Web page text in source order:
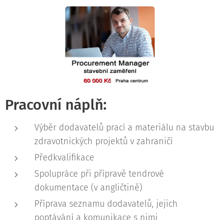
Pracovní náplň:
Výběr dodavatelů prací a materiálu na stavbu
zdravotnických projektů v zahraničí
Předkvalifikace
Spolupráce při přípravě tendrové
dokumentace (v angličtině)
Příprava seznamu dodavatelů, jejich
poptávání a komunikace s nimi